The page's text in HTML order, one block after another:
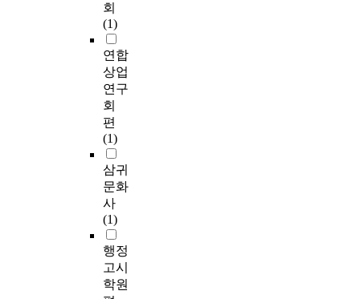
회
(1)
연합
상업
연구
회
편
(1)
삼귀
문화
사
(1)
행정
고시
학원